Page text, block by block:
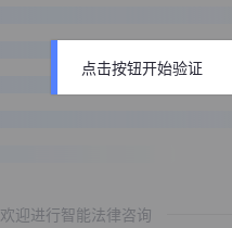
欢迎进行智能法律咨询
点击按钮开始验证